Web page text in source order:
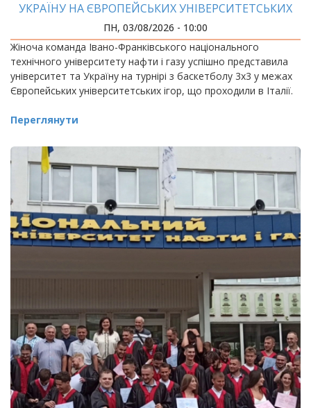
УКРАЇНУ НА ЄВРОПЕЙСЬКИХ УНІВЕРСИТЕТСЬКИХ
ІГРАХ
ПН, 03/08/2026 - 10:00
Жіноча команда Івано-Франківського національного
технічного університету нафти і газу успішно представила
університет та Україну на турнірі з баскетболу 3х3 у межах
Європейських університетських ігор, що проходили в Італії.
Переглянути